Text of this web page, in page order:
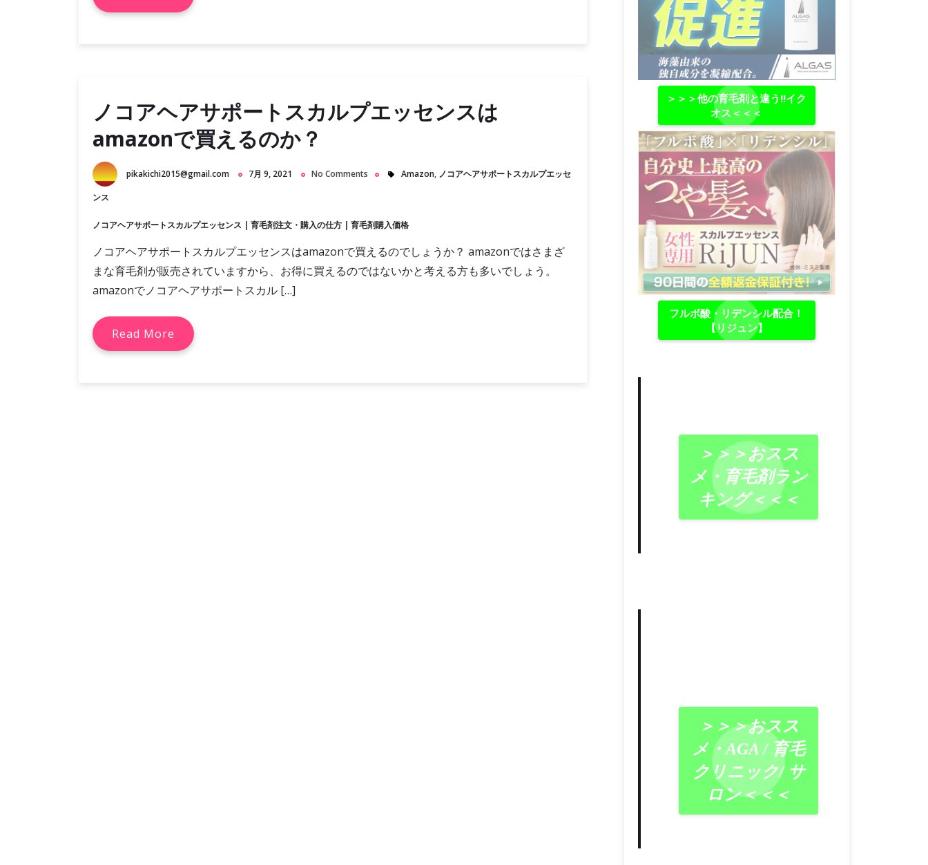
ノコアヘアサポートスカルプエッセンスは
amazonで買えるのか？
pikakichi2015@gmail.com 7月 9, 2021 No Comments Amazon, ノコアヘアサポートスカルプエッセ
ンス
ノコアヘアサポートスカルプエッセンス | 育毛剤注文・購入の仕方 | 育毛剤購入価格
ノコアヘアサポートスカルプエッセンスはamazonで買えるのでしょうか？ amazonではさまざ
まな育毛剤が販売されていますから、お得に買えるのではないかと考える方も多いでしょう。
amazonでノコアヘアサポートスカル […]
Read More
＞＞＞他の育毛剤と違う‼イク
オス＜＜＜
フルボ酸・リデンシル配合！
【リジュン】
＞＞＞おスス
メ・育毛剤ラン
キング＜＜＜
＞＞＞おスス
メ・AGA / 育毛
クリニック/ サ
ロン＜＜＜